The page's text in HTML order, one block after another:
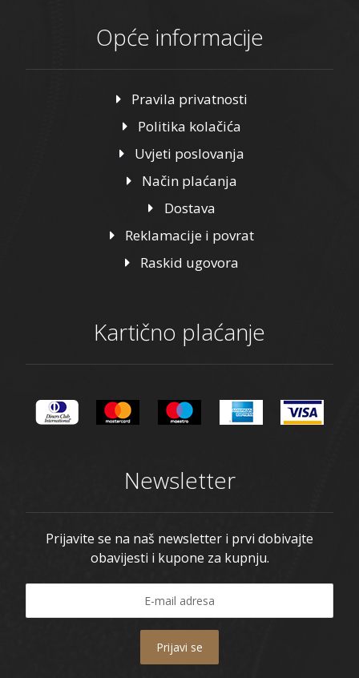
Opće informacije
Pravila privatnosti
Politika kolačića
Uvjeti poslovanja
Način plaćanja
Dostava
Reklamacije i povrat
Raskid ugovora
Kartično plaćanje
Newsletter
Prijavite se na naš newsletter i prvi dobivajte
obavijesti i kupone za kupnju.
Prijavi se